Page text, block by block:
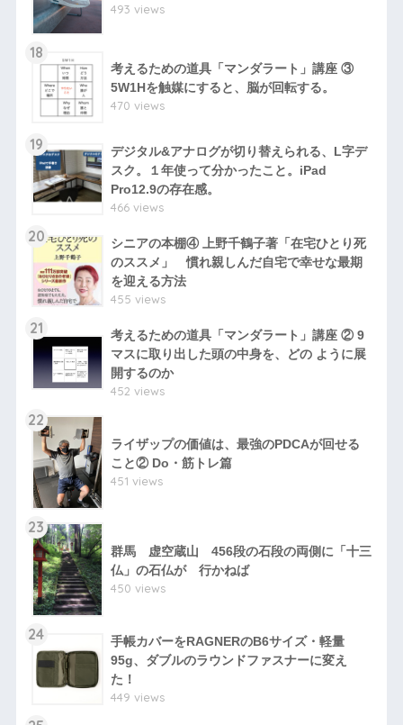
493 views
18
考えるための道具「マンダラート」講座 ③
5W1Hを触媒にすると、脳が回転する。
470 views
19
デジタル&アナログが切り替えられる、L字デ
スク。１年使って分かったこと。iPad
Pro12.9の存在感。
466 views
20
シニアの本棚④ 上野千鶴子著「在宅ひとり死
のススメ」 慣れ親しんだ自宅で幸せな最期
を迎える方法
455 views
21
考えるための道具「マンダラート」講座 ② 9
マスに取り出した頭の中身を、どの ように展
開するのか
452 views
22
ライザップの価値は、最強のPDCAが回せる
こと② Do・筋トレ篇
451 views
23
群馬 虚空蔵山 456段の石段の両側に「十三
仏」の石仏が 行かねば
450 views
24
手帳カバーをRAGNERのB6サイズ・軽量
95g、ダブルのラウンドファスナーに変え
た！
449 views